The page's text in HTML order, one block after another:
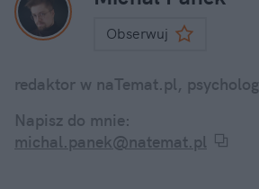
Obserwuj
redaktor w naTemat.pl, psycholog
Napisz do mnie:
michal.panek@natemat.pl